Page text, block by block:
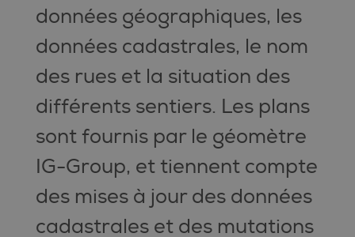
données géographiques, les
données cadastrales, le nom
des rues et la situation des
différents sentiers. Les plans
sont fournis par le géomètre
IG-Group, et tiennent compte
des mises à jour des données
cadastrales et des mutations